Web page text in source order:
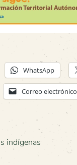
WhatsApp
Correo electrónico
indígenas